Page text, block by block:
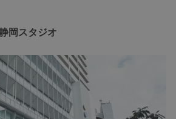
岡スタジオ